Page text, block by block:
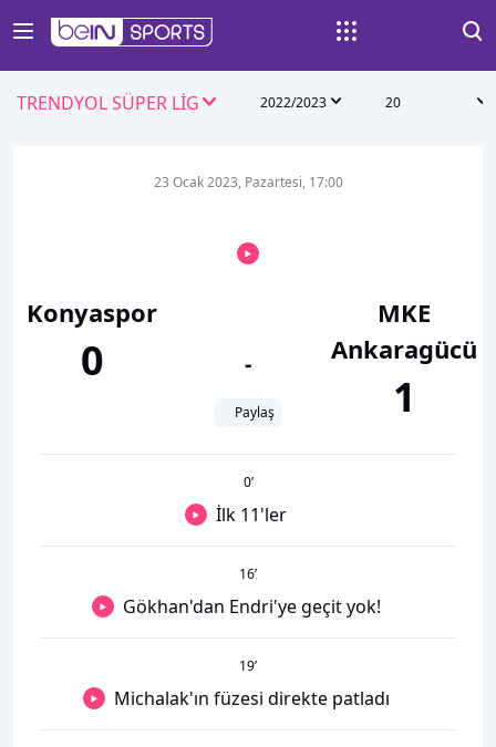
TRENDYOL SÜPER LİG 2022/2023 20
Konyaspor
0
23 Ocak 2023, Pazartesi, 17:00
-
Paylaş
MKE
Ankaragücü
1
0’
İlk 11'ler
16’
Gökhan'dan Endri'ye geçit yok!
19’
Michalak'ın füzesi direkte patladı